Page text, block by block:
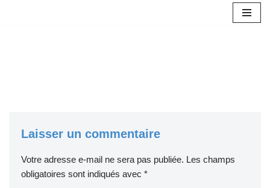
Laisser un commentaire
Votre adresse e-mail ne sera pas publiée. Les champs
obligatoires sont indiqués avec *